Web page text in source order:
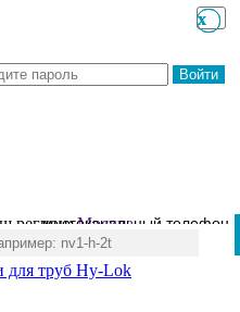
x
x
многоканальный телефон
+7 (495) 984-41-00
регион:Москва
для труб Hy-Lok